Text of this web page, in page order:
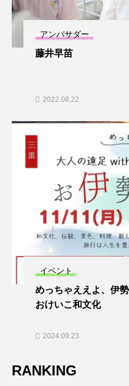
アンバサダー
藤井早苗
2022.08.22
イベント
めっちゃええよ、伊
おけいこ和文化
2024.09.23
RANKING